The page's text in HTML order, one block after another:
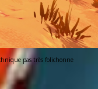
pas très folichonne